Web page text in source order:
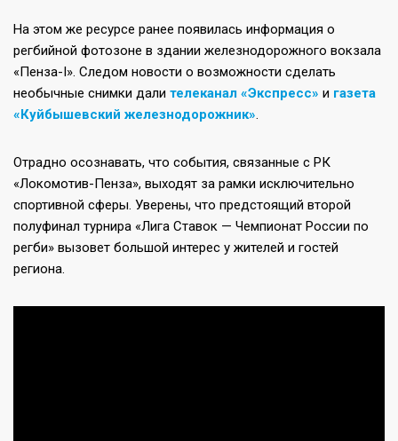
На этом же ресурсе ранее появилась информация о
регбийной фотозоне в здании железнодорожного вокзала
«Пенза-I». Следом новости о возможности сделать
необычные снимки дали телеканал «Экспресс» и газета
«Куйбышевский железнодорожник».
Отрадно осознавать, что события, связанные с РК
«Локомотив-Пенза», выходят за рамки исключительно
спортивной сферы. Уверены, что предстоящий второй
полуфинал турнира «Лига Ставок — Чемпионат России по
регби» вызовет большой интерес у жителей и гостей
региона.